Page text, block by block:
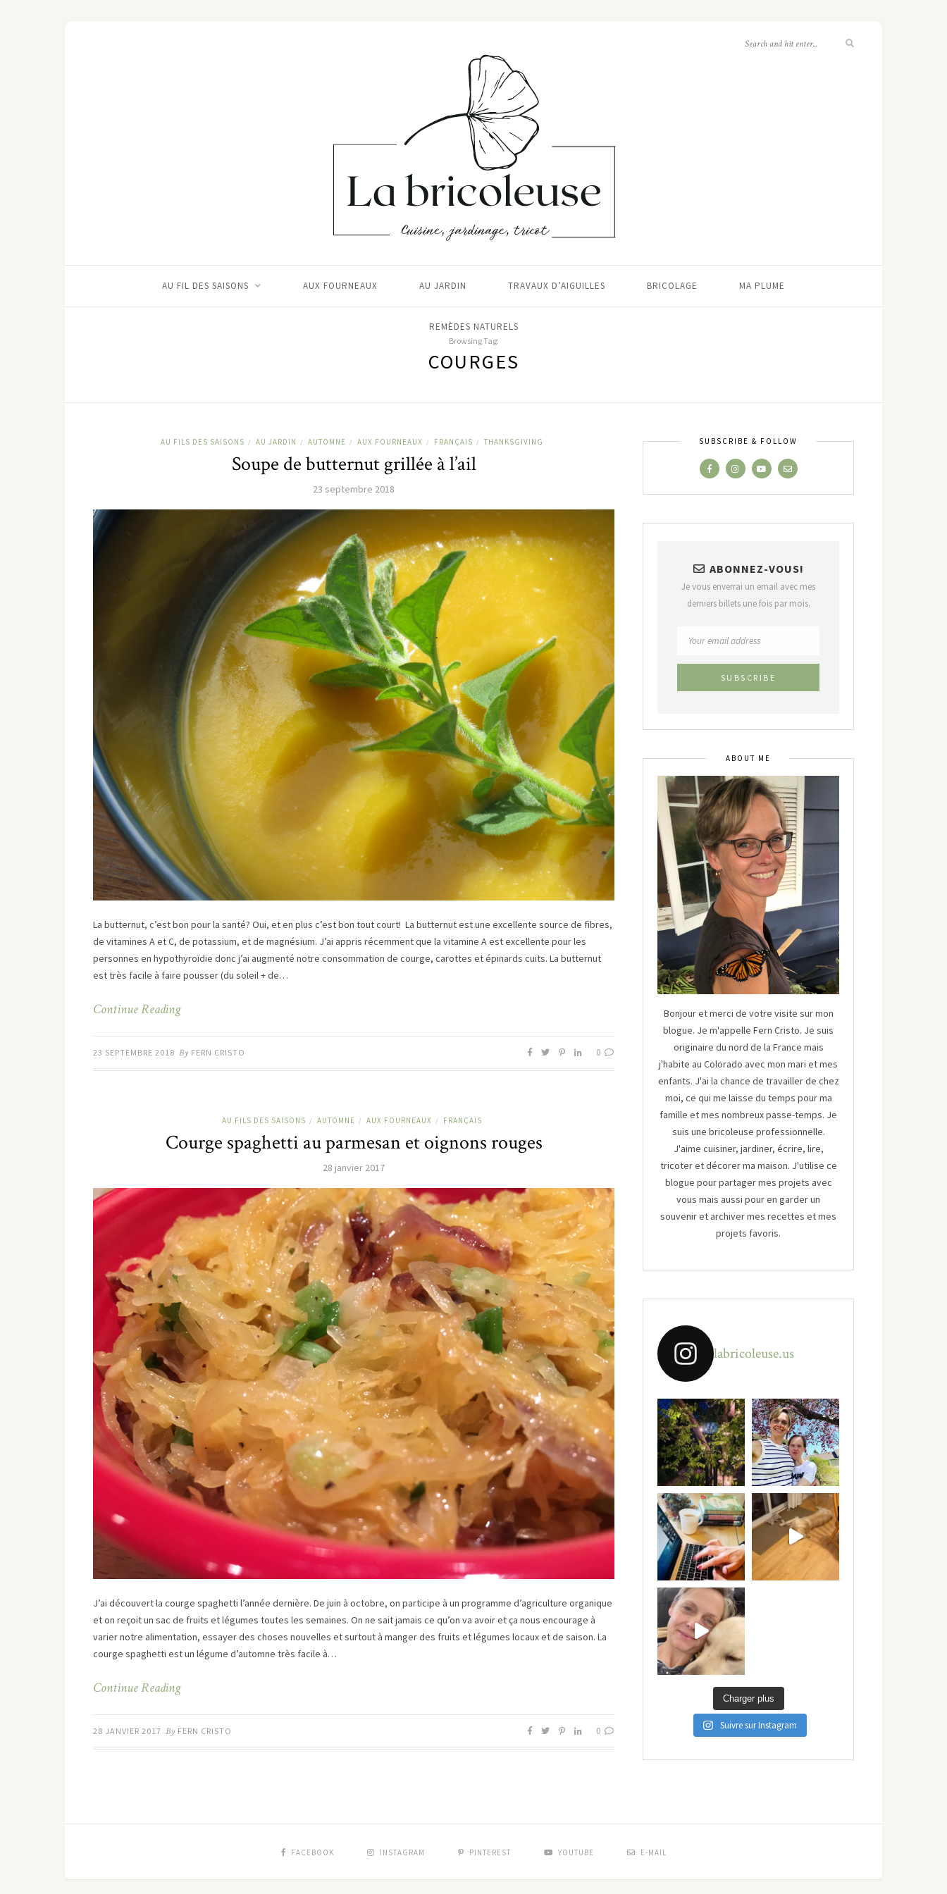
AU FIL DES SAISONS AUX FOURNEAUX AU JARDIN TRAVAUX D’AIGUILLES BRICOLAGE MA PLUME
REMÈDES NATURELS
Browsing Tag:
COURGES
AU FILS DES SAISONS / AU JARDIN / AUTOMNE / AUX FOURNEAUX / FRANÇAIS / THANKSGIVING
Soupe de butternut grillée à l’ail
23 septembre 2018
La butternut, c’est bon pour la santé? Oui, et en plus c’est bon tout court! La butternut est une excellente source de fibres,
de vitamines A et C, de potassium, et de magnésium. J’ai appris récemment que la vitamine A est excellente pour les
personnes en hypothyroïdie donc j’ai augmenté notre consommation de courge, carottes et épinards cuits. La butternut
est très facile à faire pousser (du soleil + de…
Continue Reading
23 SEPTEMBRE 2018 By FERN CRISTO 0
AU FILS DES SAISONS / AUTOMNE / AUX FOURNEAUX / FRANÇAIS
Courge spaghetti au parmesan et oignons rouges
28 janvier 2017
J’ai découvert la courge spaghetti l’année dernière. De juin à octobre, on participe à un programme d’agriculture organique
et on reçoit un sac de fruits et légumes toutes les semaines. On ne sait jamais ce qu’on va avoir et ça nous encourage à
varier notre alimentation, essayer des choses nouvelles et surtout à manger des fruits et légumes locaux et de saison. La
courge spaghetti est un légume d’automne très facile à…
Continue Reading
28 JANVIER 2017 By FERN CRISTO 0
SUBSCRIBE & FOLLOW
ABONNEZ-VOUS!
Je vous enverrai un email avec mes
derniers billets une fois par mois.
ABOUT ME
Bonjour et merci de votre visite sur mon
blogue. Je m'appelle Fern Cristo. Je suis
originaire du nord de la France mais
j'habite au Colorado avec mon mari et mes
enfants. J'ai la chance de travailler de chez
moi, ce qui me laisse du temps pour ma
famille et mes nombreux passe-temps. Je
suis une bricoleuse professionnelle.
J'aime cuisiner, jardiner, écrire, lire,
tricoter et décorer ma maison. J'utilise ce
blogue pour partager mes projets avec
vous mais aussi pour en garder un
souvenir et archiver mes recettes et mes
projets favoris.
labricoleuse.us
Charger plus
Suivre sur Instagram
FACEBOOK INSTAGRAM PINTEREST YOUTUBE E-MAIL